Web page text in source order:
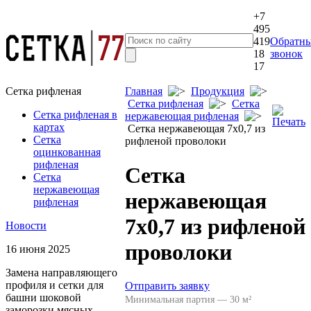
+7
495
419
18
17
звонок
Сетка рифленая
Сетка рифленая в
картах
Сетка
оцинкованная
рифленая
Сетка
нержавеющая
рифленая
Новости
16 июня 2025
Замена направляющего
профиля и сетки для
башни шоковой
Главная
Продукция
Сетка рифленая
Сетка
нержавеющая рифленая
Сетка нержавеющая 7x0,7 из
рифленой проволоки
Сетка
нержавеющая
7x0,7 из рифленой
проволоки
Отправить заявку
Минимальная партия — 30 м²